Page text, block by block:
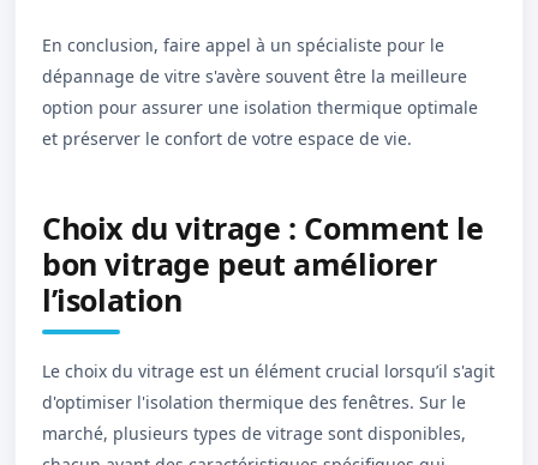
En conclusion, faire appel à un spécialiste pour le
dépannage de vitre s'avère souvent être la meilleure
option pour assurer une isolation thermique optimale
et préserver le confort de votre espace de vie.
Choix du vitrage : Comment le
bon vitrage peut améliorer
l’isolation
Le choix du vitrage est un élément crucial lorsqu’il s'agit
d'optimiser l'isolation thermique des fenêtres. Sur le
marché, plusieurs types de vitrage sont disponibles,